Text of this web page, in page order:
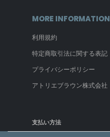
MORE INFORMATION
利用規約
特定商取引法に関する表記
プライバシーポリシー
アトリエブラウン株式会社
支払い方法